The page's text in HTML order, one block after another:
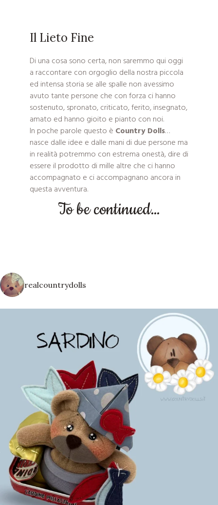
Il Lieto Fine
Di una cosa sono certa, non saremmo qui oggi
a raccontare con orgoglio della nostra piccola
ed intensa storia se alle spalle non avessimo
avuto tante persone che con forza ci hanno
sostenuto, spronato, criticato, ferito, insegnato,
amato ed hanno gioito e pianto con noi.
In poche parole questo è Country Dolls…
nasce dalle idee e dalle mani di due persone ma
in realità potremmo con estrema onestà, dire di
essere il prodotto di mille altre che ci hanno
accompagnato e ci accompagnano ancora in
questa avventura.
To be continued…
realcountrydolls